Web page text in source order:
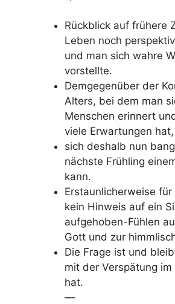
Rückblick auf frühere
Leben noch
und man sich wahre
vorstellte.
Demgegenüber der
Alters, bei dem man
Menschen erinnert
viele Erwartungen hat,
sich deshalb nun
nächste Frühling
kann.
Erstaunlicherweise
kein Hinweis auf ein
aufgehoben-Fühlen
Gott und zur
Die Frage ist und
mit der Verspätung
hat.
—